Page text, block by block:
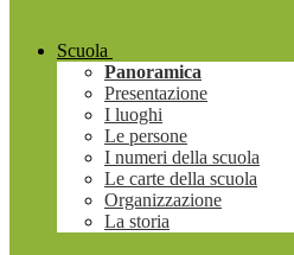
Scuola
Panoramica
Presentazione
I luoghi
Le persone
I numeri della scuola
Le carte della scuola
Organizzazione
La storia